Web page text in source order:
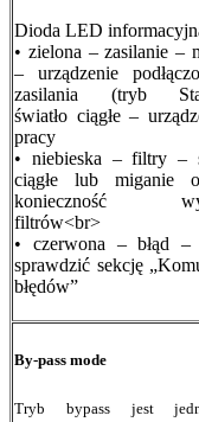
Dioda LED
• zielona – zasilanie –
– urządzenie
zasilania (tryb
światło ciągłe –
pracy
• niebieska – filtry –
ciągłe lub miganie
konieczność
filtrów<br>
• czerwona – błąd –
sprawdzić sekcję
błędów”
By-pass mode
Tryb bypass jest